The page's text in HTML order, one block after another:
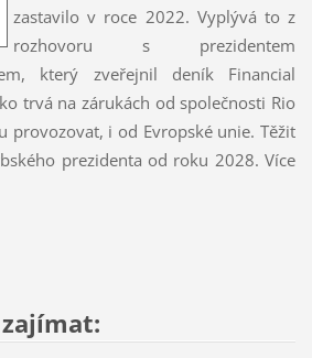
zastavilo v roce 2022. Vyplývá to z
rozhovoru s prezidentem
který zveřejnil deník Financial
trvá na zárukách od společnosti Rio
provozovat, i od Evropské unie. Těžit
prezidenta od roku 2028. Více